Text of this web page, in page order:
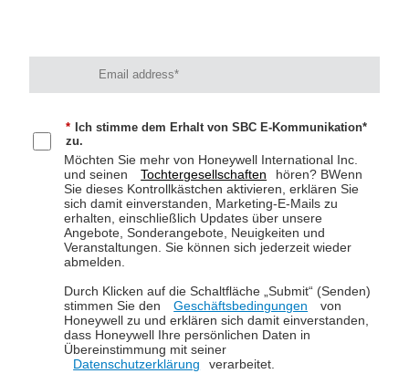
*
Ich stimme dem Erhalt von SBC E-Kommunikation*
zu.
Möchten Sie mehr von Honeywell International Inc.
und seinen
Tochtergesellschaften
hören? BWenn
Sie dieses Kontrollkästchen aktivieren, erklären Sie
sich damit einverstanden, Marketing-E-Mails zu
erhalten, einschließlich Updates über unsere
Angebote, Sonderangebote, Neuigkeiten und
Veranstaltungen. Sie können sich jederzeit wieder
abmelden.
Durch Klicken auf die Schaltfläche „Submit“ (Senden)
stimmen Sie den
Geschäftsbedingungen
von
Honeywell zu und erklären sich damit einverstanden,
dass Honeywell Ihre persönlichen Daten in
Übereinstimmung mit seiner
Datenschutzerklärung
verarbeitet.